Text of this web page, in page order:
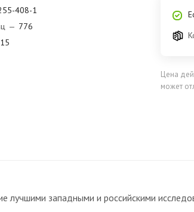
408-1
— 776
Цена
может
лучшими западными и российскими